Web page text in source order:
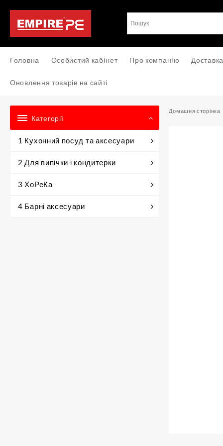
вмісту
Головна Особистий кабiнет Про компанiю
Оновлення товарів на сайті
Категорії
1 Кухонний посуд та аксесуари
2 Для випічки і кондитерки
3 ХоРеКа
4 Барні аксесуари
Домашня сторінка